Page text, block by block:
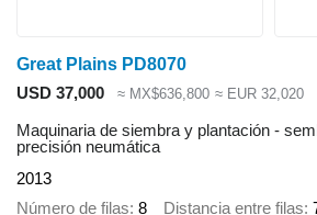
Great Plains PD8070
USD 37,000
≈ MX$636,800 ≈ EUR 32,020
Maquinaria de siembra y plantación -
precisión neumática
2013
Número de filas 8 Distancia entre filas